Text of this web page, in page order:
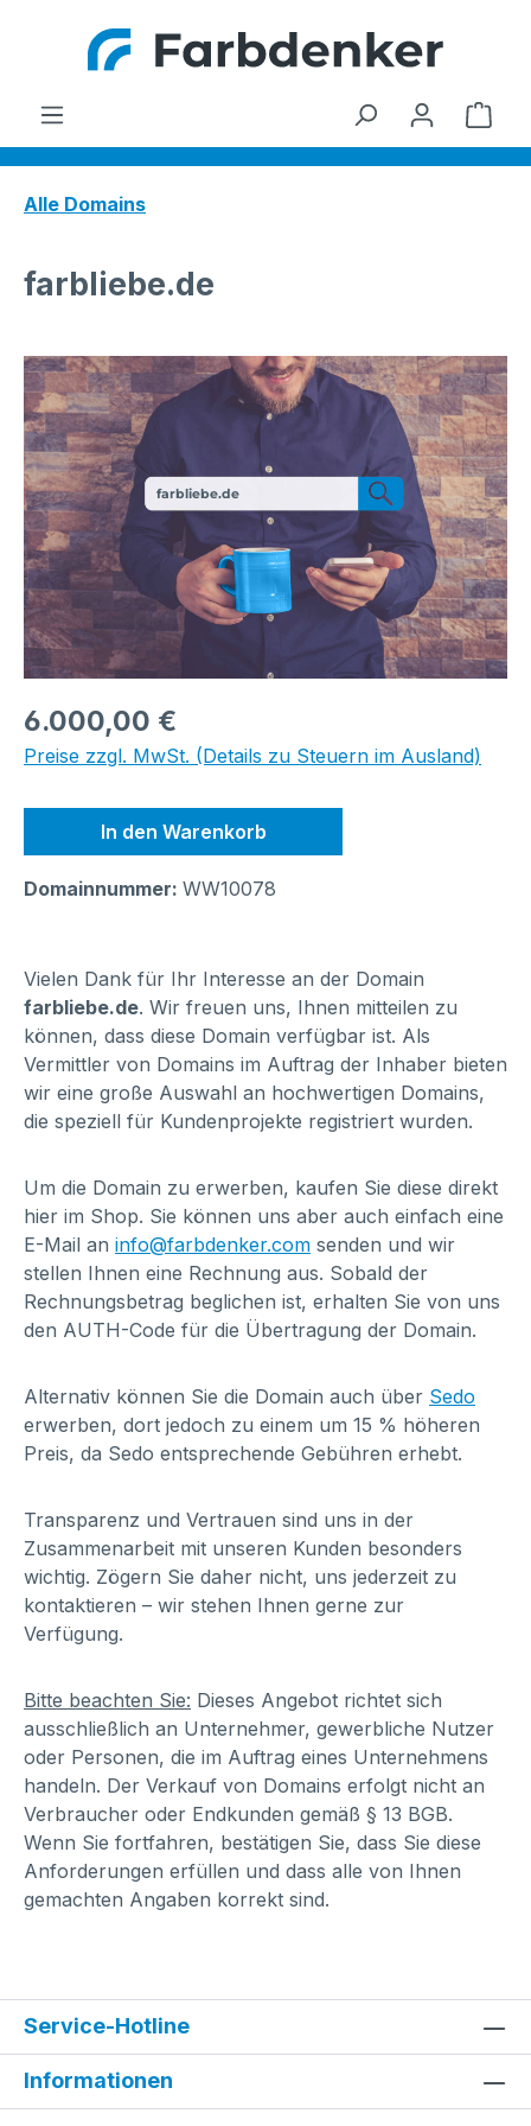
Zum Hauptinhalt springen
Alle Domains
farbliebe.de
farbliebe.de
Regulärer Preis:
6.000,00 €
Preise zzgl. MwSt. (Details zu Steuern im Ausland)
In den Warenkorb
Domainnummer: WW10078
Vielen Dank für Ihr Interesse an der Domain
farbliebe.de. Wir freuen uns, Ihnen mitteilen zu
können, dass diese Domain verfügbar ist. Als
Vermittler von Domains im Auftrag der Inhaber bieten
wir eine große Auswahl an hochwertigen Domains,
die speziell für Kundenprojekte registriert wurden.
Um die Domain zu erwerben, kaufen Sie diese direkt
hier im Shop. Sie können uns aber auch einfach eine
E-Mail an info@farbdenker.com senden und wir
stellen Ihnen eine Rechnung aus. Sobald der
Rechnungsbetrag beglichen ist, erhalten Sie von uns
den AUTH-Code für die Übertragung der Domain.
Alternativ können Sie die Domain auch über Sedo
erwerben, dort jedoch zu einem um 15 % höheren
Preis, da Sedo entsprechende Gebühren erhebt.
Transparenz und Vertrauen sind uns in der
Zusammenarbeit mit unseren Kunden besonders
wichtig. Zögern Sie daher nicht, uns jederzeit zu
kontaktieren – wir stehen Ihnen gerne zur
Verfügung.
Bitte beachten Sie: Dieses Angebot richtet sich
ausschließlich an Unternehmer, gewerbliche Nutzer
oder Personen, die im Auftrag eines Unternehmens
handeln. Der Verkauf von Domains erfolgt nicht an
Verbraucher oder Endkunden gemäß § 13 BGB.
Wenn Sie fortfahren, bestätigen Sie, dass Sie diese
Anforderungen erfüllen und dass alle von Ihnen
gemachten Angaben korrekt sind.
Service-Hotline
Informationen